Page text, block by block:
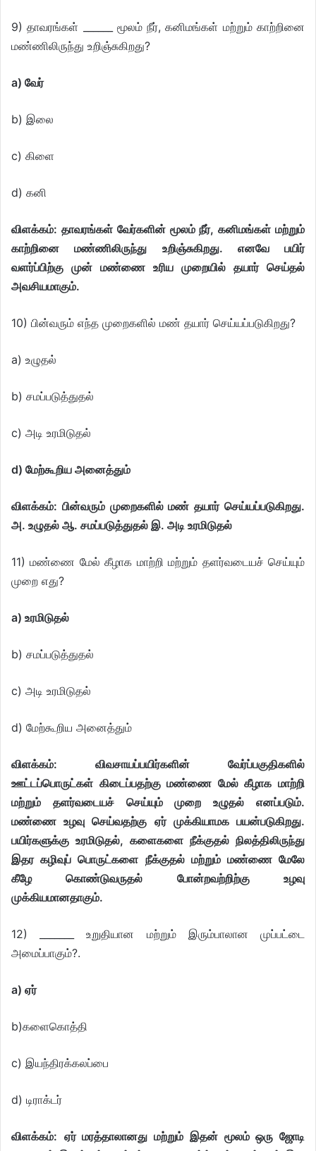
9) தாவரங்கள் ______ மூலம் நீர், கனிமங்கள் மற்றும் காற்றினை
மண்ணிலிருந்து உறிஞ்சுகிறது?
a) வேர்
b) இலை
c) கிளை
d) கனி
விளக்கம்: தாவரங்கள் வேர்களின் மூலம் நீர், கனிமங்கள் மற்றும்
காற்றினை மண்ணிலிருந்து உறிஞ்சுகிறது. எனவே பயிர்
வளர்ப்பிற்கு முன் மண்ணை உரிய முறையில் தயார் செய்தல்
அவசியமாகும்.
10) பின்வரும் எந்த முறைகளில் மண் தயார் செய்யப்படுகிறது?
a) உழுதல்
b) சமப்படுத்துதல்
c) அடி உரமிடுதல்
d) மேற்கூறிய அனைத்தும்
விளக்கம்: பின்வரும் முறைகளில் மண் தயார் செய்யப்படுகிறது.
அ. உழுதல் ஆ. சமப்படுத்துதல் இ. அடி உரமிடுதல்
11) மண்ணை மேல் கீழாக மாற்றி மற்றும் தளர்வடையச் செய்யும்
முறை எது?
a) உரமிடுதல்
b) சமப்படுத்துதல்
c) அடி உரமிடுதல்
d) மேற்கூறிய அனைத்தும்
விளக்கம்: விவசாயப்பயிர்களின் வேர்ப்பகுதிகளில்
ஊட்டப்பொருட்கள் கிடைப்பதற்கு மண்ணை மேல் கீழாக மாற்றி
மற்றும் தளர்வடையச் செய்யும் முறை உழுதல் எனப்படும்.
மண்ணை உழவு செய்வதற்கு ஏர் முக்கியாமக பயன்படுகிறது.
பயிர்களுக்கு உரமிடுதல், களைகளை நீக்குதல் நிலத்திலிருந்து
இதர கழிவுப் பொருட்களை நீக்குதல் மற்றும் மண்ணை மேலே
கீழே கொண்டுவருதல் போன்றவற்றிற்கு உழவு
முக்கியமானதாகும்.
12) _______ உறுதியான மற்றும் இரும்பாலான முப்பட்டை
அமைப்பாகும்?.
a) ஏர்
b)களைகொத்தி
c) இயந்திரக்கலப்பை
d) டிராக்டர்
விளக்கம்: ஏர் மரத்தாலானது மற்றும் இதன் மூலம் ஒரு ஜோடி